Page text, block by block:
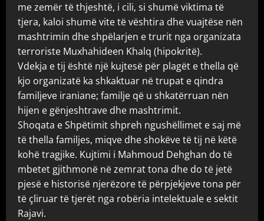
me zemër të thjeshtë, i cili, si shumë viktima të
tjera, kaloi shumë vite të vështira dhe vuajtëse nën
mashtrimin dhe shpëlarjen e trurit nga organizata
terroriste Muxhahideen Khalq (hipokritë).
Vdekja e tij është një kujtesë për plagët e thella që
kjo organizatë ka shkaktuar në trupat e qindra
familjeve iraniane; familje që u shkatërruan nën
hijen e gënjeshtrave dhe mashtrimit.
Shoqata e Shpëtimit shpreh ngushëllimet e saj më
të thella familjes, miqve dhe shokëve të tij në këtë
kohë tragjike. Kujtimi i Mahmoud Dehghan do të
mbetet gjithmonë në zemrat tona dhe do të jetë
pjesë e historisë njerëzore të përpjekjeve tona për
të çliruar të tjerët nga robëria intelektuale e sektit
Rajavi.